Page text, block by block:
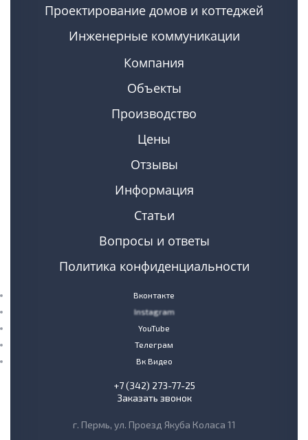
Проектирование домов и коттеджей
Инженерные коммуникации
Компания
Объекты
Производство
Цены
Отзывы
Информация
Статьи
Вопросы и ответы
Политика конфиденциальности
Вконтакте
Instagram
YouTube
Телеграм
Вк Видео
+7 (342) 273-77-25
Заказать звонок
г. Пермь, ул. Проезд Якуба Коласа 11